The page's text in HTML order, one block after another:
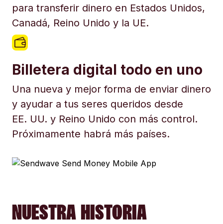
para transferir dinero en Estados Unidos,
Canadá, Reino Unido y la UE.
Billetera digital todo en uno
Una nueva y mejor forma de enviar dinero
y ayudar a tus seres queridos desde
EE. UU. y Reino Unido con más control.
Próximamente habrá más países.
NUESTRA HISTORIA